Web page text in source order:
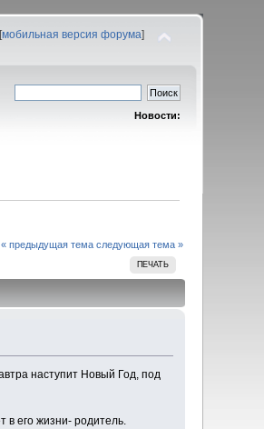
мобильная версия форума]
Новости:
« предыдущая тема следующая тема »
ПЕЧАТЬ
наступит Новый Год, под
в его жизни- родитель.